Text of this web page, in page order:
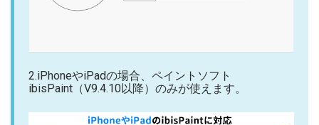
2.iPhoneやiPadの場合、ペイントソフト
ibisPaint（V9.4.10以降）のみが使えます。